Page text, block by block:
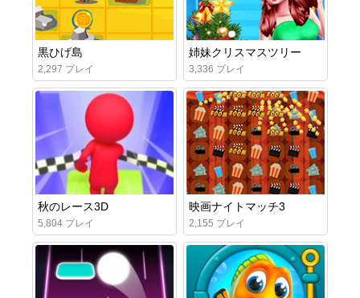
黒ひげ島
2,297 プレイ
姉妹クリスマスツリー
3,336 プレイ
秋のレース3D
5,804 プレイ
映画ナイトマッチ3
2,155 プレイ